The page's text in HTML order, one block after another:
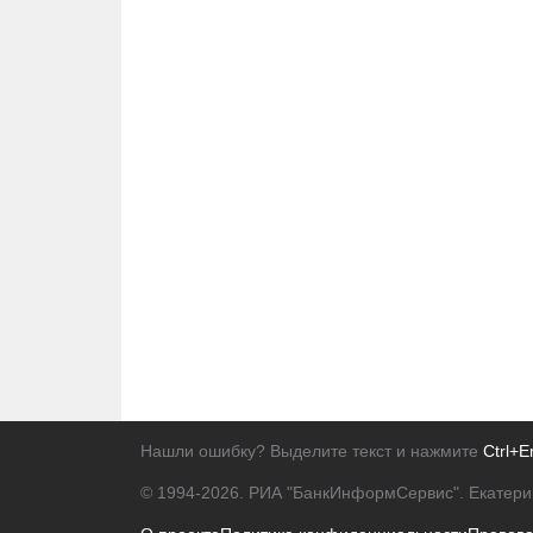
Нашли ошибку? Выделите текст и нажмите
© 1994-2026. РИА "БанкИнформСервис".